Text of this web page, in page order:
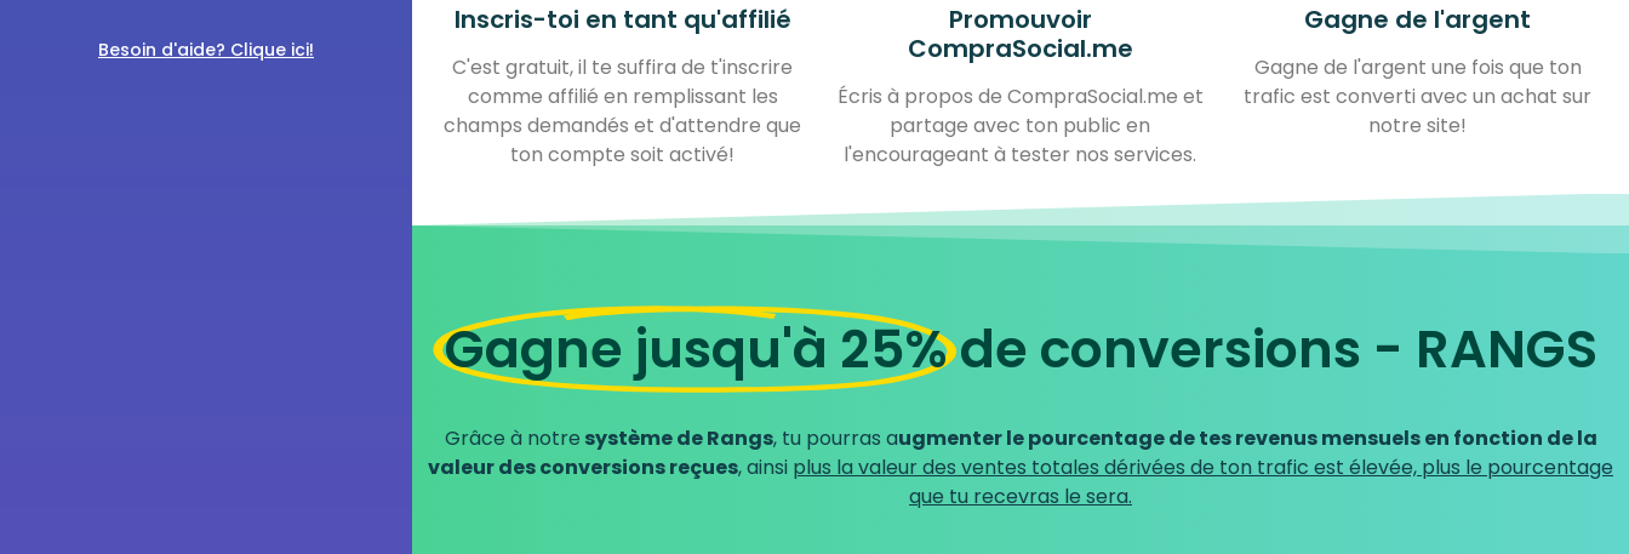
Besoin d'aide? Clique ici!
Inscris-toi en tant qu'affilié
C'est gratuit, il te suffira de t'inscrire
comme affilié en remplissant les
champs demandés et d'attendre que
ton compte soit activé!
Promouvoir
CompraSocial.me
Écris à propos de CompraSocial.me et
partage avec ton public en
l'encourageant à tester nos services.
Gagne de l'argent
Gagne de l'argent une fois que ton
trafic est converti avec un achat sur
notre site!
Gagne jusqu'à 25%de conversions - RANGS
Grâce à notre système de Rangs, tu pourras augmenter le pourcentage de tes revenus mensuels en fonction de la
valeur des conversions reçues, ainsi plus la valeur des ventes totales dérivées de ton trafic est élevée, plus le pourcentage
que tu recevras le sera.